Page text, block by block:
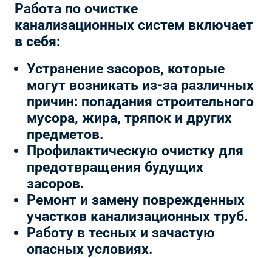
Работа по очистке
канализационных систем включает
в себя:
Устранение засоров, которые
могут возникать из-за различных
причин: попадания строительного
мусора, жира, тряпок и других
предметов.
Профилактическую очистку для
предотвращения будущих
засоров.
Ремонт и замену поврежденных
участков канализационных труб.
Работу в тесных и зачастую
опасных условиях.